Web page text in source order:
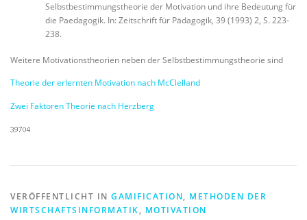
Selbstbestimmungstheorie der Motivation und ihre Bedeutung für
die Paedagogik. In: Zeitschrift für Pädagogik, 39 (1993) 2, S. 223-
238.
Weitere Motivationstheorien neben der Selbstbestimmungstheorie sind
Theorie der erlernten Motivation nach McClelland
Zwei Faktoren Theorie nach Herzberg
VERÖFFENTLICHT IN GAMIFICATION, METHODEN DER
WIRTSCHAFTSINFORMATIK, MOTIVATION